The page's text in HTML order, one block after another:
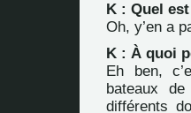
K : Quel
Oh, y’en a
K : À quoi
Eh ben,
bateaux
différents